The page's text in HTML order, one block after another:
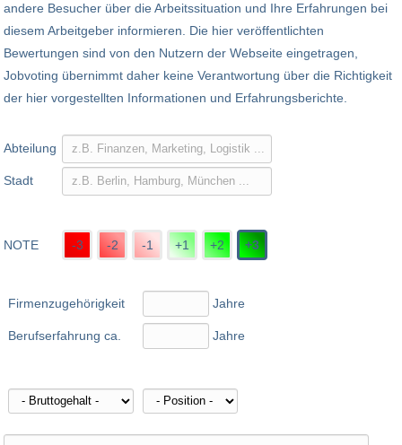
andere Besucher über die Arbeitssituation und Ihre Erfahrungen bei
diesem Arbeitgeber informieren. Die hier veröffentlichten
Bewertungen sind von den Nutzern der Webseite eingetragen,
Jobvoting übernimmt daher keine Verantwortung über die Richtigkeit
der hier vorgestellten Informationen und Erfahrungsberichte.
Abteilung
Stadt
NOTE -3 -2 -1 +1 +2 +3
Firmenzugehörigkeit
Berufserfahrung ca.
Jahre
Jahre